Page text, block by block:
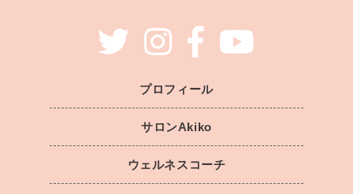
プロフィール
サロンAkiko
ウェルネスコーチ